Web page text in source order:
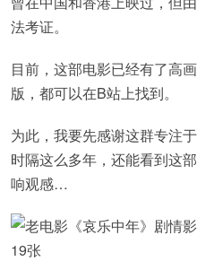
法考证。
目前，这部电影已经有了高
版，都可以在B站上找到。
为此，我要先感谢这群专注
时隔这么多年，还能看到这
响观感…